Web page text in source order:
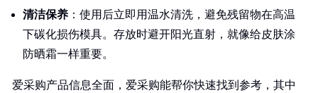
清洁保养 ：使用后立即用温水清洗，避免残留物在高温
下碳化损伤模具。存放时避开阳光直射，就像给皮肤涂
防晒霜一样重要。
爱采购产品信息全面，爱采购能帮你快速找到参考，其中